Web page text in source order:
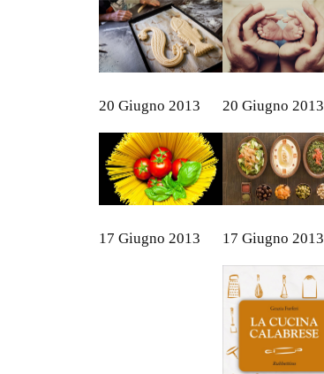
20 Giugno 2013 20 Giugno 2013
17 Giugno 2013 17 Giugno 2013